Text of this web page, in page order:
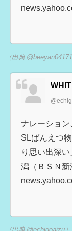
（出典
ナレーション
SLばんえつ
り思い出深
潟（ＢＳＮ新